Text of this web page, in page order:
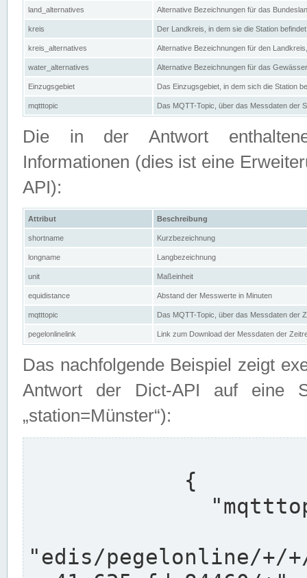
land_alternatives Alternative Bezeichnungen für das
kreis Der Landkreis, in dem sie die Station befindet
kreis_alternatives Alternative Bezeichnungen für den
water_alternatives Alternative Bezeichnungen für das
Einzugsgebiet Das Einzugsgebiet, in dem sich die Station
mqtttopic Das MQTT-Topic, über das Messdaten der
Die in der Antwort
Informationen (dies ist eine
API):
Attribut Beschreibung
shortname Kurzbezeichnung
longname Langbezeichnung
unit Maßeinheit
equidistance Abstand der Messwerte in Minuten
mqtttopic Das MQTT-Topic, über das Messdaten der
pegelonlinelink Link zum Download der Messdaten der
Das nachfolgende Beispiel zeigt
Antwort der Dict-API auf eine
„station=Münster“):
"edis/pegelonline/+/